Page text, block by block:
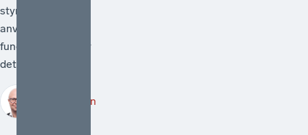
styrmedel som
används faktiskt
fungerar. Därför är
det välkomme...
Robert Lönn